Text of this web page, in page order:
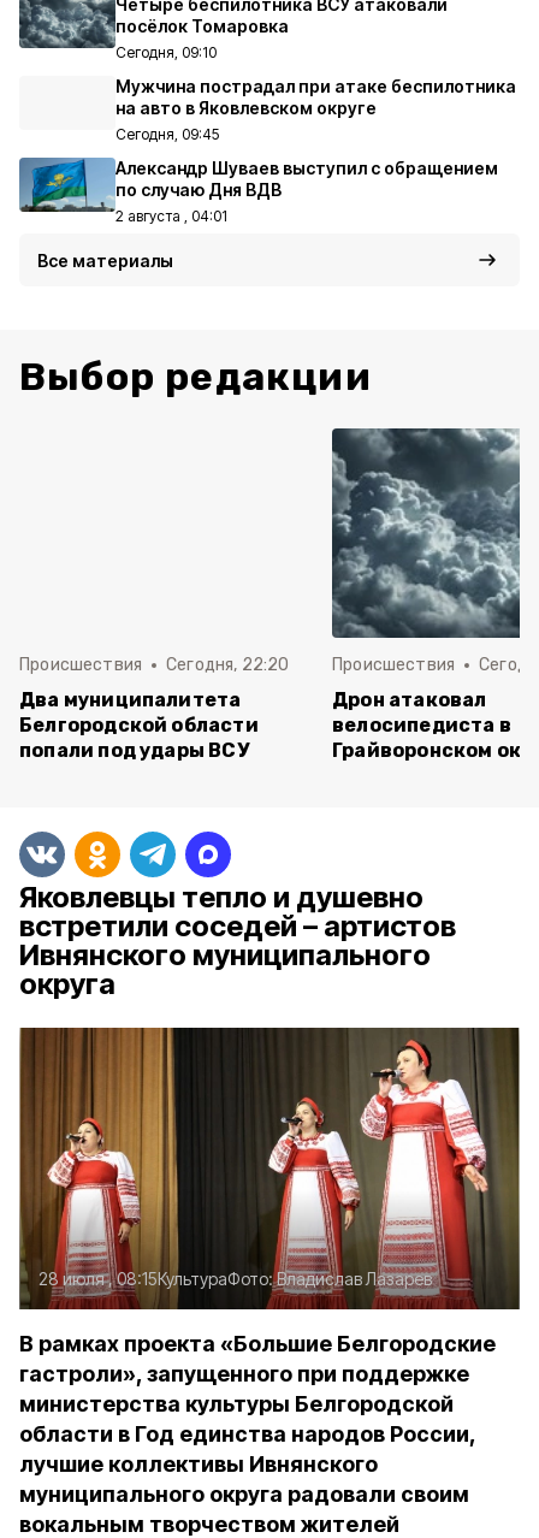
Четыре беспилотника ВСУ атаковали
посёлок Томаровка
Сегодня, 09:10
Мужчина пострадал при атаке беспилотника
на авто в Яковлевском округе
Сегодня, 09:45
Александр Шуваев выступил с обращением
по случаю Дня ВДВ
2 августа , 04:01
Все материалы
Выбор редакции
Происшествия Сегодня, 22:20
Два муниципалитета
Белгородской области
попали под удары ВСУ
Происшествия
Дрон атаковал
велосипедиста в
Грайворонском
Яковлевцы тепло и душевно
встретили соседей – артистов
Ивнянского муниципального
округа
28 июля , 08:15КультураФото:Владислав Лазарев
В рамках проекта «Большие Белгородские
гастроли», запущенного при поддержке
министерства культуры Белгородской
области в Год единства народов России,
лучшие коллективы Ивнянского
муниципального округа радовали своим
вокальным творчеством жителей